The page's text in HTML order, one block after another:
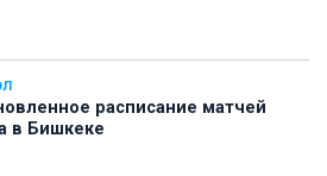
расписание матчей
в Бишкеке